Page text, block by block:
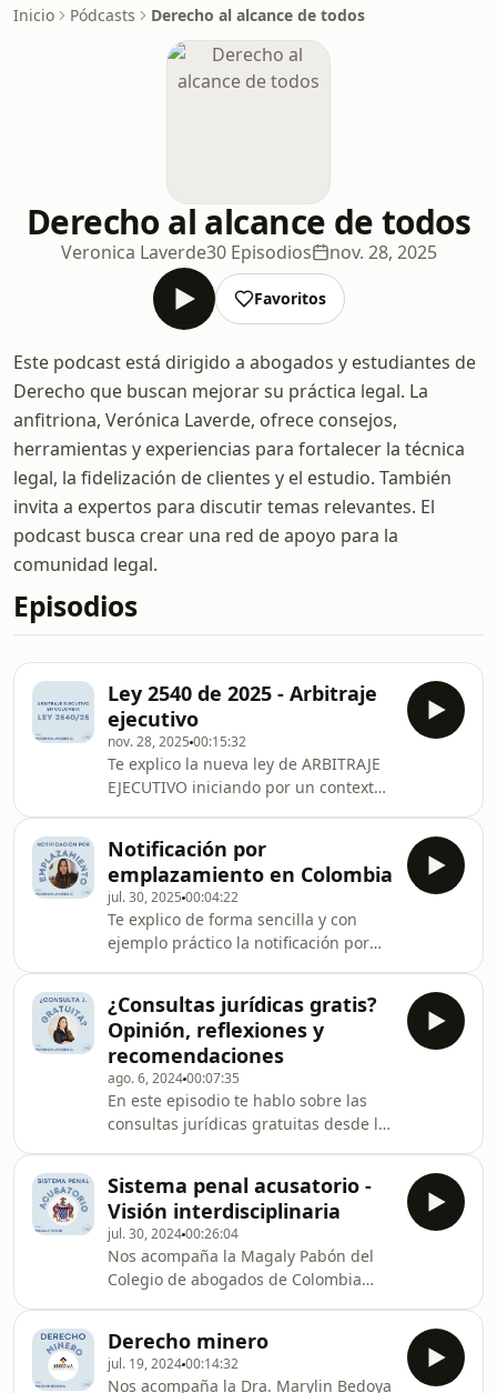
Inicio Pódcasts Derecho al alcance de todos
Derecho al alcance de todos
Veronica Laverde30 Episodios nov. 28, 2025
Favoritos
Este podcast está dirigido a abogados y estudiantes de
Derecho que buscan mejorar su práctica legal. La
anfitriona, Verónica Laverde, ofrece consejos,
herramientas y experiencias para fortalecer la técnica
legal, la fidelización de clientes y el estudio. También
invita a expertos para discutir temas relevantes. El
podcast busca crear una red de apoyo para la
comunidad legal.
Episodios
Ley 2540 de 2025 - Arbitraje
ejecutivo
nov. 28, 2025 00:15:32
Te explico la nueva ley de ARBITRAJE
EJECUTIVO iniciando por un contexto
ejecutivo puedes saltarte al minuto
8:57Espero que te sea super útil este
repaso sobre el arbitraje nacional y
los puntos que encontré relevantes
del arbitraje ejecutivoRecuerda que
me encuentras en redes sociales
como Derecho al alcance de todos ®️,
aquí te dejo mi
Notificación por
emplazamiento en Colombia
jul. 30, 2025 00:04:22
Te explico de forma sencilla y con
ejemplo práctico la notificación por
vigenteRecuerda que me encuentras
en redes sociales como Derecho al
alcance de todos ®️, aquí te dejo mis
enlaces rápidos 👉
https://linktr.ee/DerechoAlAlcanceDeTodosMe
encanta ser parte del proceso de mis
colegas, por eso puedes agendar tu
asesoría 1 a 1 para ve
¿Consultas jurídicas gratis?
Opinión, reflexiones y
recomendaciones
ago. 6, 202400:07:35
En este episodio te hablo sobre las
consultas jurídicas gratuitas desde la
redes sociales como Derecho al
alcance de todos ®️, aquí te dejo mis
enlaces rápidos 👉
https://linktr.ee/DerechoAlAlcanceDeTodos
Si quieres ser parte de mi mentoria
ABOGADOS DIFERENCIALES en mi
perfil de instagram encuentras el
enlace.
Sistema penal acusatorio -
Visión interdisciplinaria
jul. 30, 202400:26:04
Nos acompaña la Magaly Pabón del
Colegio de abogados de Colombia
perspectiva interdisciplinaria, y nos
invita a su próximo seminario
Derecho minero
jul. 19, 202400:14:32
Nos acompaña la Dra. Marylin Bedoya